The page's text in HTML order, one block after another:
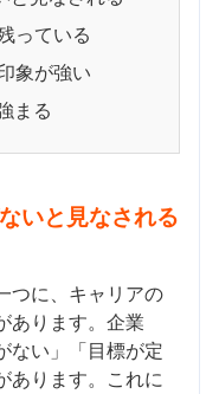
っている
象が強い
まる
いと見なされる
つに、キャリアの
あります。企業
ない」「目標が定
あります。これに